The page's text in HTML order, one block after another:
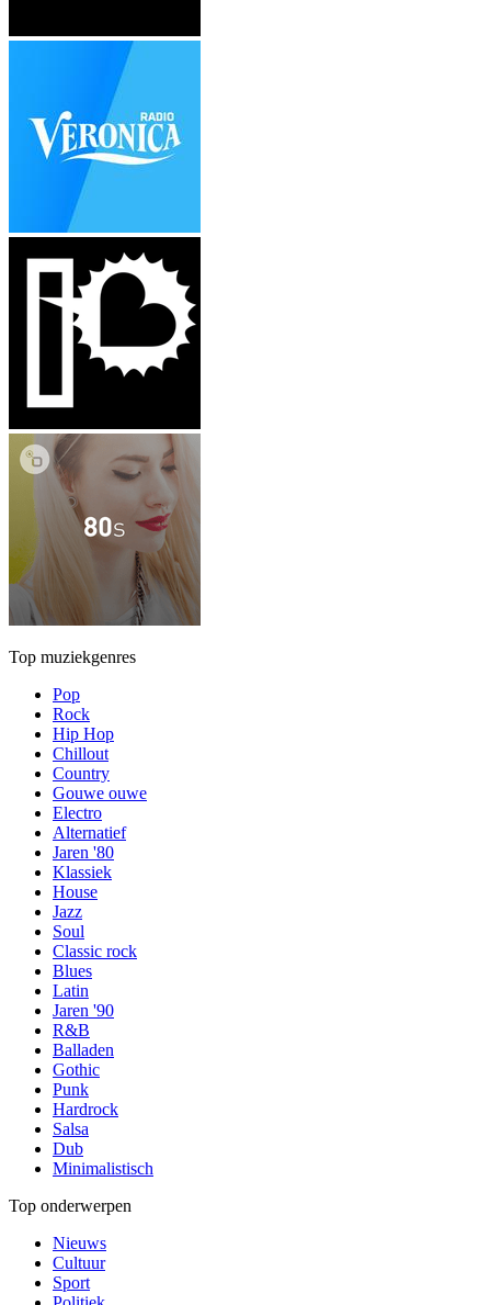
Top muziekgenres
Pop
Rock
Hip Hop
Chillout
Country
Gouwe ouwe
Electro
Alternatief
Jaren '80
Klassiek
House
Jazz
Soul
Classic rock
Blues
Latin
Jaren '90
R&B
Balladen
Gothic
Punk
Hardrock
Salsa
Dub
Minimalistisch
Top onderwerpen
Nieuws
Cultuur
Sport